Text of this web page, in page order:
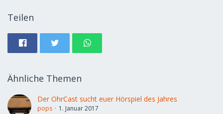
Teilen
Ähnliche Themen
Der OhrCast sucht euer Hörspiel des Jahres
pops
1. Januar 2017